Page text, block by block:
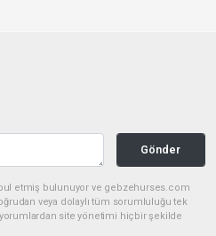
Gönder
etmiş bulunuyor ve gebzehurses.com
veya dolaylı tüm sorumluluğu tek
yorumlardan site yönetimi hiçbir şekilde